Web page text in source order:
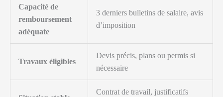
Capacité de
remboursement
adéquate
3 derniers bulletins de salaire, avis
d’imposition
Travaux éligibles
Devis précis, plans ou permis si
nécessaire
Contrat de travail, justificatifs